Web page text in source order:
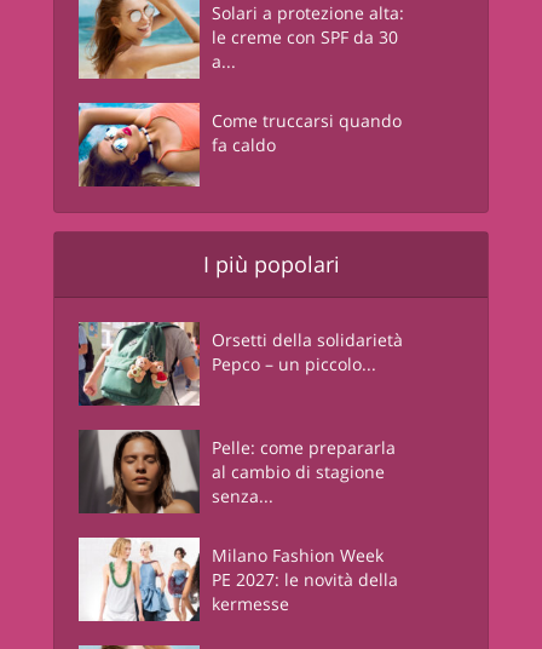
Solari a protezione alta:
le creme con SPF da 30
a...
Come truccarsi quando
fa caldo
I più popolari
Orsetti della solidarietà
Pepco – un piccolo...
Pelle: come prepararla
al cambio di stagione
senza...
Milano Fashion Week
PE 2027: le novità della
kermesse